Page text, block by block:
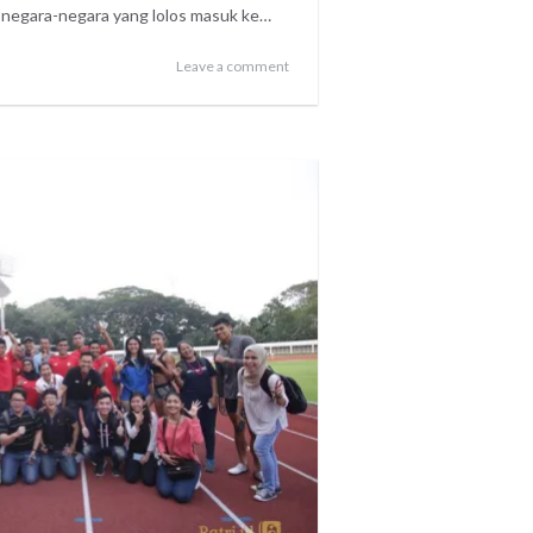
negara yang lolos masuk ke…
Leave a comment